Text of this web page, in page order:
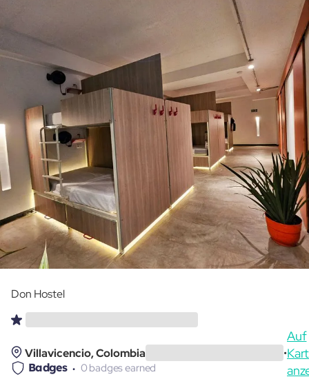
Don Hostel
Villavicencio, Colombia •
Auf
Badges 0 badges earned